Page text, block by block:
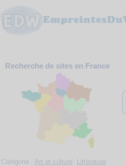
Webmaster
Contact
Support
Recherche de sites en France
Catégorie :Art et culture Littérature